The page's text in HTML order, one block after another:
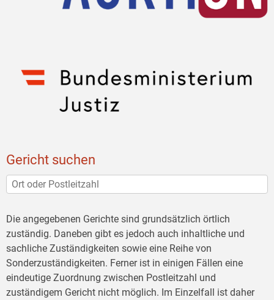
Gericht suchen
Die angegebenen Gerichte sind grundsätzlich örtlich
zuständig. Daneben gibt es jedoch auch inhaltliche und
sachliche Zuständigkeiten sowie eine Reihe von
Sonderzuständigkeiten. Ferner ist in einigen Fällen eine
eindeutige Zuordnung zwischen Postleitzahl und
zuständigem Gericht nicht möglich. Im Einzelfall ist daher